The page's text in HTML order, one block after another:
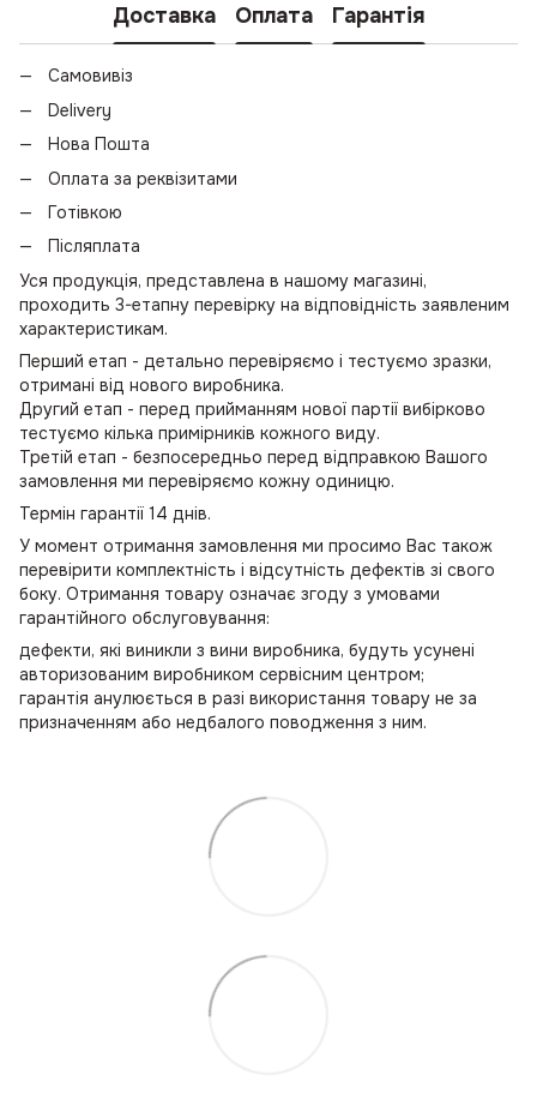
Доставка Оплата Гарантія
Самовивіз
Delivery
Нова Пошта
Оплата за реквізитами
Готівкою
Післяплата
Уся продукція, представлена в нашому магазині,
проходить 3-етапну перевірку на відповідність заявленим
характеристикам.
Перший етап - детально перевіряємо і тестуємо зразки,
отримані від нового виробника.
Другий етап - перед прийманням нової партії вибірково
тестуємо кілька примірників кожного виду.
Третій етап - безпосередньо перед відправкою Вашого
замовлення ми перевіряємо кожну одиницю.
Термін гарантії 14 днів.
У момент отримання замовлення ми просимо Вас також
перевірити комплектність і відсутність дефектів зі свого
боку. Отримання товару означає згоду з умовами
гарантійного обслуговування:
дефекти, які виникли з вини виробника, будуть усунені
авторизованим виробником сервісним центром;
гарантія анулюється в разі використання товару не за
призначенням або недбалого поводження з ним.